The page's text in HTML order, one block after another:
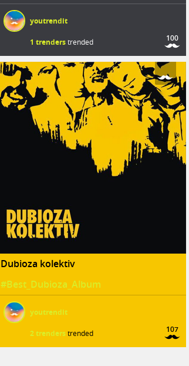
youtrendit
1 trenderstrended 100
Dubioza kolektiv
#Best_Dubioza_Album
youtrendit
2 trenders trended 107